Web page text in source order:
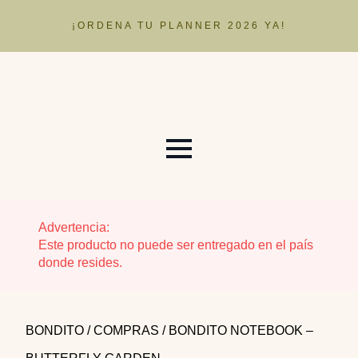
¡ORDENA TU PLANNER 2026 YA!
Advertencia:
Este producto no puede ser entregado en el país
donde resides.
BONDITO /COMPRAS / BONDITO NOTEBOOK –